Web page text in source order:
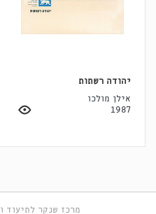
יהודה רשתות
אילן מולכו
1987
מרכז שנקר לתיעוד